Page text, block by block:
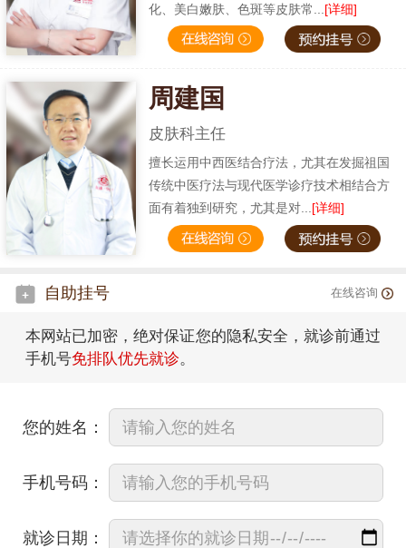
化、美白嫩肤、色斑等皮肤常... [详细]
周建国
皮肤科主任
擅长运用中西医结合疗法，尤其在发掘祖国
传统中医疗法与现代医学诊疗技术相结合方
面有着独到研究，尤其是对...[详细]
自助挂号 在线咨询
本网站已加密，绝对保证您的隐私安全，就诊前通过
手机号免排队优先就诊。
您的姓名：
手机号码：
就诊日期：